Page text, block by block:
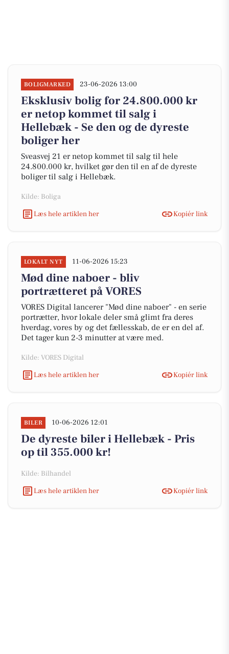
BOLIGMARKED 23-06-2026 13:00
Eksklusiv bolig for 24.800.000 kr
er netop kommet til salg i
Hellebæk - Se den og de dyreste
boliger her
Sveasvej 21 er netop kommet til salg til hele
24.800.000 kr, hvilket gør den til en af de dyreste
boliger til salg i Hellebæk.
Kilde: Boliga
Læs hele artiklen her
Kopiér link
LOKALT NYT 11-06-2026 15:23
Mød dine naboer - bliv
portrætteret på VORES
VORES Digital lancerer "Mød dine naboer" - en serie
portrætter, hvor lokale deler små glimt fra deres
hverdag, vores by og det fællesskab, de er en del af.
Det tager kun 2-3 minutter at være med.
Kilde: VORES Digital
Læs hele artiklen her
Kopiér link
BILER 10-06-2026 12:01
De dyreste biler i Hellebæk - Pris
op til 355.000 kr!
Kilde: Bilhandel
Læs hele artiklen her
Kopiér link